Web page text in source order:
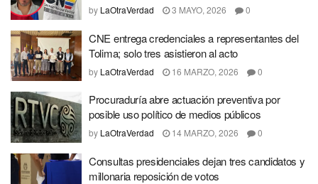
by LaOtraVerdad 3 MAYO, 2026 0
CNE entrega credenciales a representantes del
Tolima; solo tres asistieron al acto
by LaOtraVerdad 16 MARZO, 2026 0
Procuraduría abre actuación preventiva por
posible uso político de medios públicos
by LaOtraVerdad 14 MARZO, 2026 0
Consultas presidenciales dejan tres candidatos y
millonaria reposición de votos